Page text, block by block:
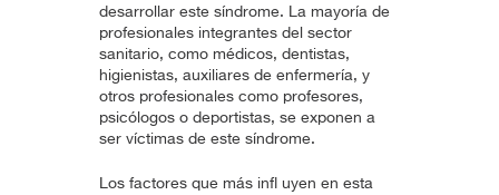
desarrollar este síndrome. La mayoría de
profesionales integrantes del sector
sanitario, como médicos, dentistas,
higienistas, auxiliares de enfermería, y
otros profesionales como profesores,
psicólogos o deportistas, se exponen a
ser víctimas de este síndrome.
Los factores que más infl uyen en esta